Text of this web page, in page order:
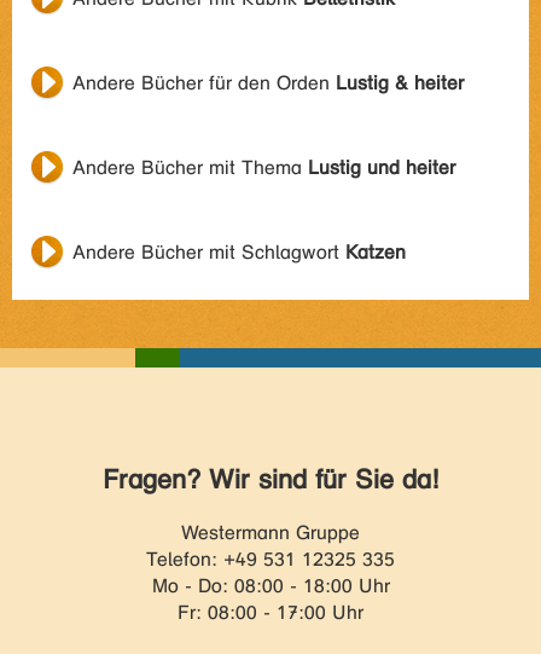
Andere Bücher für den Orden Lustig & heiter
Andere Bücher mit Thema Lustig und heiter
Andere Bücher mit Schlagwort Katzen